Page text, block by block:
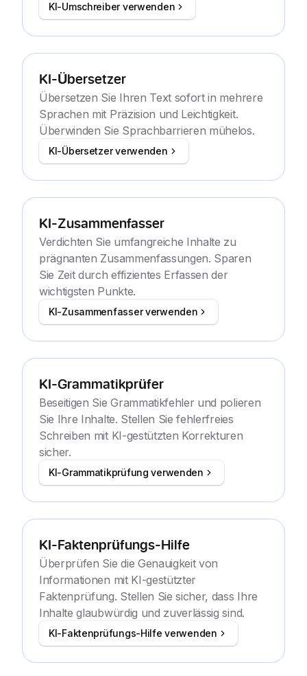
KI-Umschreiber verwenden
KI-Übersetzer
Übersetzen Sie Ihren Text sofort in mehrere
Sprachen mit Präzision und Leichtigkeit.
Überwinden Sie Sprachbarrieren mühelos.
KI-Übersetzer verwenden
KI-Zusammenfasser
Verdichten Sie umfangreiche Inhalte zu
prägnanten Zusammenfassungen. Sparen
Sie Zeit durch effizientes Erfassen der
wichtigsten Punkte.
KI-Zusammenfasser verwenden
KI-Grammatikprüfer
Beseitigen Sie Grammatikfehler und polieren
Sie Ihre Inhalte. Stellen Sie fehlerfreies
Schreiben mit KI-gestützten Korrekturen
sicher.
KI-Grammatikprüfung verwenden
KI-Faktenprüfungs-Hilfe
Überprüfen Sie die Genauigkeit von
Informationen mit KI-gestützter
Faktenprüfung. Stellen Sie sicher, dass Ihre
Inhalte glaubwürdig und zuverlässig sind.
KI-Faktenprüfungs-Hilfe verwenden